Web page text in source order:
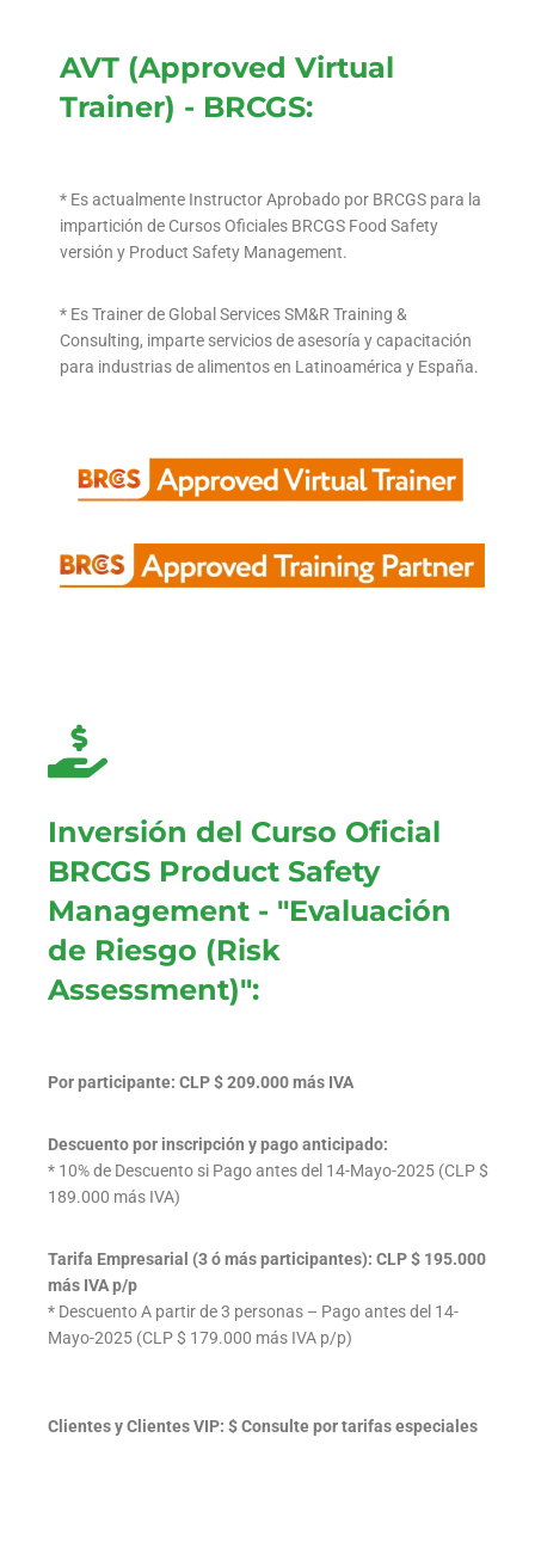
AVT (Approved Virtual
Trainer) - BRCGS:
* Es actualmente Instructor Aprobado por BRCGS para la
impartición de Cursos Oficiales BRCGS Food Safety
versión y Product Safety Management.
* Es Trainer de Global Services SM&R Training &
Consulting, imparte servicios de asesoría y capacitación
para industrias de alimentos en Latinoamérica y España.
Inversión del Curso Oficial
BRCGS Product Safety
Management - "Evaluación
de Riesgo (Risk
Assessment)":
Por participante: CLP $ 209.000 más IVA
Descuento por inscripción y pago anticipado:
* 10% de Descuento si Pago antes del 14-Mayo-2025 (CLP $
189.000 más IVA)
Tarifa Empresarial (3 ó más participantes): CLP $ 195.000
más IVA p/p
* Descuento A partir de 3 personas – Pago antes del 14-
Mayo-2025 (CLP $ 179.000 más IVA p/p)
Clientes y Clientes VIP: $ Consulte por tarifas especiales